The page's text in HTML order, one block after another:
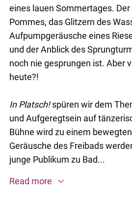
eines lauen Sommertages. Der
Pommes, das Glitzern des
Aufpumpgeräusche eines
und der Anblick des
noch nie gesprungen ist. Aber
heute?!
In Platsch!spüren wir dem
und Aufgeregtsein auf
Bühne wird zu einem
Geräusche des Freibads
junge Publikum zu Bad...
Read more